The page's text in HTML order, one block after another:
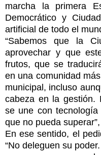
marcha la primera
Democrático y
artificial de todo el
“Sabemos que la
aprovechar y que
frutos, que se
en una comunidad
municipal, incluso
cabeza en la gestión.
se une con
que no pueda
En ese sentido, el
“No deleguen su